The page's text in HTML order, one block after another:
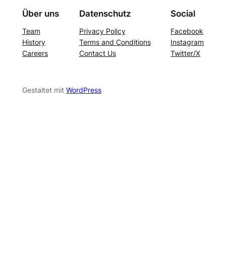
Über uns
Team
History
Careers
Datenschutz
Privacy Policy
Terms and Conditions
Contact Us
Social
Facebook
Instagram
Twitter/X
Gestaltet mit WordPress